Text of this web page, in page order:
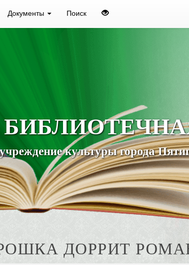
Документы Поиск
культуры города
ДОРРИТ